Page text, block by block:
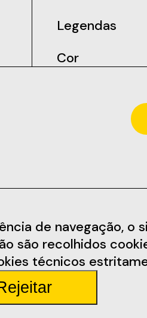
Legendas
Cor
de navegação,
são recolhidos
técnicos
4
Termos e
Política de
Parceiros